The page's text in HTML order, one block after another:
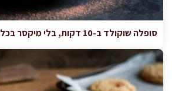
סופלה שוקולד ב-10 דקות, בלי מיקסר בכלל